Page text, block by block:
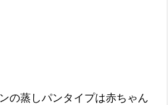
の蒸しパンタイプは赤ちゃん